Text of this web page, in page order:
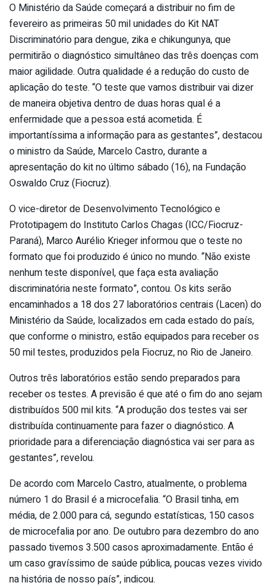
O Ministério da Saúde começará a distribuir no fim de
fevereiro as primeiras 50 mil unidades do Kit NAT
Discriminatório para dengue, zika e chikungunya, que
permitirão o diagnóstico simultâneo das três doenças com
maior agilidade. Outra qualidade é a redução do custo de
aplicação do teste. “O teste que vamos distribuir vai dizer
de maneira objetiva dentro de duas horas qual é a
enfermidade que a pessoa está acometida. É
importantíssima a informação para as gestantes”, destacou
o ministro da Saúde, Marcelo Castro, durante a
apresentação do kit no último sábado (16), na Fundação
Oswaldo Cruz (Fiocruz).
O vice-diretor de Desenvolvimento Tecnológico e
Prototipagem do Instituto Carlos Chagas (ICC/Fiocruz-
Paraná), Marco Aurélio Krieger informou que o teste no
formato que foi produzido é único no mundo. “Não existe
nenhum teste disponível, que faça esta avaliação
discriminatória neste formato”, contou. Os kits serão
encaminhados a 18 dos 27 laboratórios centrais (Lacen) do
Ministério da Saúde, localizados em cada estado do país,
que conforme o ministro, estão equipados para receber os
50 mil testes, produzidos pela Fiocruz, no Rio de Janeiro.
Outros três laboratórios estão sendo preparados para
receber os testes. A previsão é que até o fim do ano sejam
distribuídos 500 mil kits. “A produção dos testes vai ser
distribuída continuamente para fazer o diagnóstico. A
prioridade para a diferenciação diagnóstica vai ser para as
gestantes”, revelou.
De acordo com Marcelo Castro, atualmente, o problema
número 1 do Brasil é a microcefalia. “O Brasil tinha, em
média, de 2.000 para cá, segundo estatísticas, 150 casos
de microcefalia por ano. De outubro para dezembro do ano
passado tivemos 3.500 casos aproximadamente. Então é
um caso gravíssimo de saúde pública, poucas vezes vivido
na história de nosso país”, indicou.